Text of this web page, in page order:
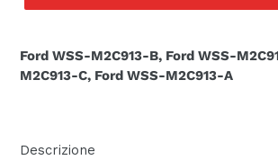
Ford WSS-M2C913-B, Ford WSS-
M2C913-C, Ford WSS-M2C913-A
Descrizione